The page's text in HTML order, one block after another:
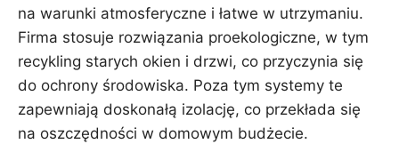
na warunki atmosferyczne i łatwe w utrzymaniu.
Firma stosuje rozwiązania proekologiczne, w tym
recykling starych okien i drzwi, co przyczynia się
do ochrony środowiska. Poza tym systemy te
zapewniają doskonałą izolację, co przekłada się
na oszczędności w domowym budżecie.